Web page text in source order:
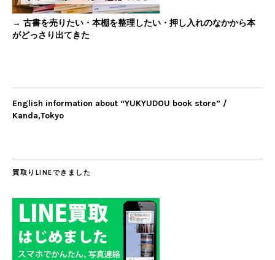
→ 古書を売りたい・本棚を整理したい・押し入れのなかから本
がどっさり出てきた
English information about “YUKYUDOU book store” /
Kanda,Tokyo
買取りLINEできました